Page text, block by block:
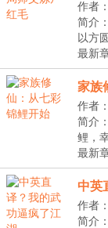
作者
简介
以方
的...
最新
家族
作者
简介
鲤，
家...
最新
中英
作者
简介